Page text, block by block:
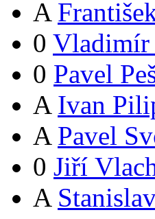
A
0 Vladimír
0 Pavel
A Ivan
A Pavel
0 Jiří
A